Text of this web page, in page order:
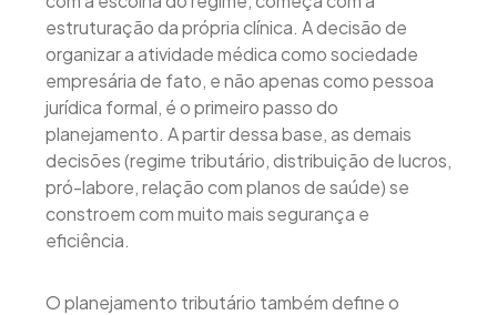
estruturação da própria clínica. A decisão de
organizar a atividade médica como sociedade
empresária de fato, e não apenas como pessoa
jurídica formal, é o primeiro passo do
planejamento. A partir dessa base, as demais
decisões (regime tributário, distribuição de lucros,
pró-labore, relação com planos de saúde) se
constroem com muito mais segurança e
eficiência.
O planejamento tributário também define o